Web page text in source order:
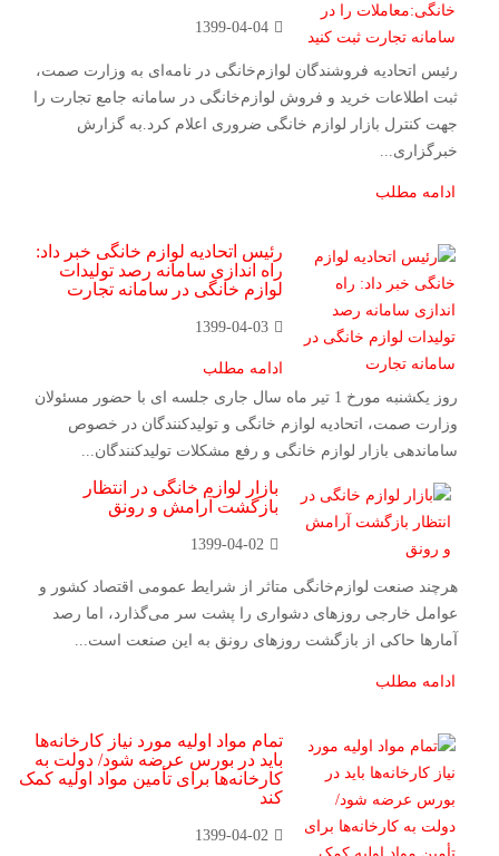
1399-04-04
رئیس اتحادیه فروشندگان لوازم‌خانگی در نامه‌ای به وزارت صمت،
ثبت اطلاعات خرید و فروش لوازم‌خانگی در سامانه جامع تجارت را
جهت کنترل بازار لوازم خانگی ضروری اعلام کرد.به گزارش
خبرگزاری...
ادامه مطلب
رئیس اتحادیه لوازم خانگی خبر داد:
راه اندازی سامانه رصد تولیدات
لوازم خانگی در سامانه تجارت
1399-04-03
روز یکشنبه مورخ 1 تیر ماه سال جاری جلسه ای با حضور مسئولان
وزارت صمت، اتحادیه لوازم خانگی و تولیدکنندگان در خصوص
ساماندهی بازار لوازم خانگی و رفع مشکلات تولیدکنندگان...
ادامه مطلب
بازار لوازم خانگی در انتظار
بازگشت آرامش و رونق
1399-04-02
هرچند صنعت لوازم‌خانگی متاثر از شرایط عمومی اقتصاد کشور و
عوامل خارجی روزهای دشواری را پشت سر می‌گذارد، اما رصد
آمارها حاکی از بازگشت روزهای رونق به این صنعت است...
ادامه مطلب
تمام مواد اولیه مورد نیاز کارخانه‌ها
باید در بورس عرضه شود/ دولت به
کارخانه‌ها برای تأمین مواد اولیه کمک
کند
1399-04-02